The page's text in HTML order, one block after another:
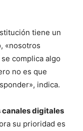
tiene un
«nosotros
complica algo
no es que
indica.
canales digitales
su prioridad es